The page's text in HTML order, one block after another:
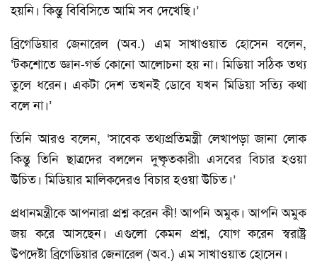
হয়নি। কিন্তু বিবিসিতে আমি সব দেখেছি।’
ব্রিগেডিয়ার জেনারেল (অব.) এম সাখাওয়াত হোসেন বলেন,
‘টকশোতে জ্ঞান-গর্ভ কোনো আলোচনা হয় না। মিডিয়া সঠিক তথ্য
তুলে ধরেন। একটা দেশ তখনই ডোবে যখন মিডিয়া সত্যি কথা
বলে না।’
তিনি আরও বলেন, ‘সাবেক তথ্যপ্রতিমন্ত্রী লেখাপড়া জানা লোক
কিন্তু তিনি ছাত্রদের বললেন দুষ্কৃতকারী৷ এসবের বিচার হওয়া
উচিত। মিডিয়ার মালিকদেরও বিচার হওয়া উচিত।’
প্রধানমন্ত্রীকে আপনারা প্রশ্ন করেন কী! আপনি অমুক। আপনি অমুক
জয় করে আসছেন। এগুলো কেমন প্রশ্ন, যোগ করেন স্বরাষ্ট্র
উপদেষ্টা ব্রিগেডিয়ার জেনারেল (অব.) এম সাখাওয়াত হোসেন।